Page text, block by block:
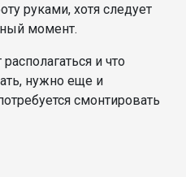
руками, хотя следует
момент.
и что
нужно еще и
смонтировать